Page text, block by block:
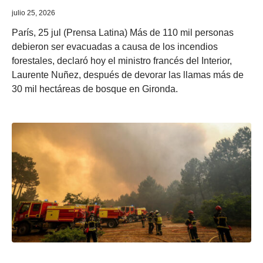
julio 25, 2026
París, 25 jul (Prensa Latina) Más de 110 mil personas
debieron ser evacuadas a causa de los incendios
forestales, declaró hoy el ministro francés del Interior,
Laurente Nuñez, después de devorar las llamas más de
30 mil hectáreas de bosque en Gironda.